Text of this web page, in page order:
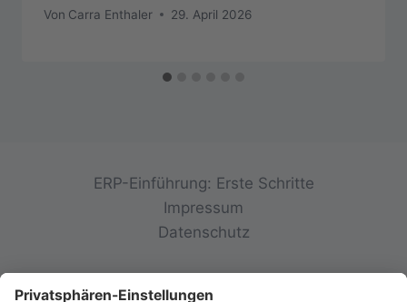
Von Carra Enthaler 29. April 2026
ERP-Einführung: Erste Schritte
Impressum
Datenschutz